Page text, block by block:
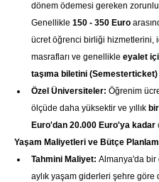
dönem ödemesi gereken
Genellikle 150 - 350 Euro
ücret öğrenci birliği hizmetlerini,
masrafları ve genellikle eyalet
taşıma biletini (Semesterticket)
Özel Üniversiteler: Öğrenim
ölçüde daha yüksektir ve yıllık
Euro'dan 20.000 Euro'ya kadar
Yaşam Maliyetleri ve Bütçe
Tahmini Maliyet: Almanya'da bir
aylık yaşam giderleri şehre göre